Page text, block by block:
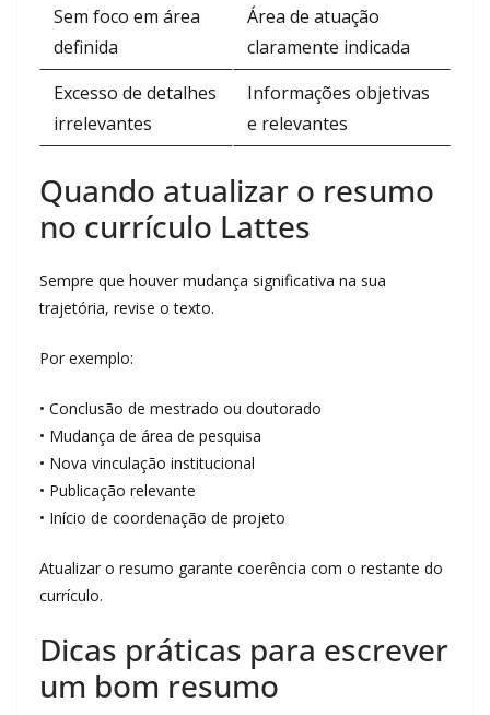
Sem foco em área
definida
Área de atuação
claramente indicada
Excesso de detalhes
irrelevantes
Informações objetivas
e relevantes
Quando atualizar o resumo
no currículo Lattes
Sempre que houver mudança significativa na sua
trajetória, revise o texto.
Por exemplo:
• Conclusão de mestrado ou doutorado
• Mudança de área de pesquisa
• Nova vinculação institucional
• Publicação relevante
• Início de coordenação de projeto
Atualizar o resumo garante coerência com o restante do
currículo.
Dicas práticas para escrever
um bom resumo